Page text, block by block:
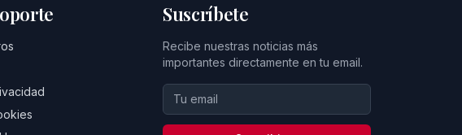
Suscríbete
Recibe nuestras noticias más
importantes directamente en tu email.